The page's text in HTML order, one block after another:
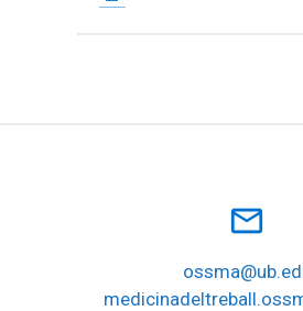
mail_outline